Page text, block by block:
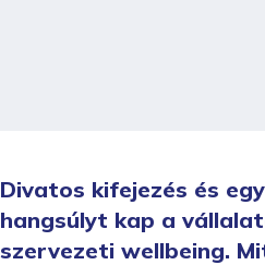
Divatos kifejezés és
hangsúlyt kap a
szervezeti wellbeing.